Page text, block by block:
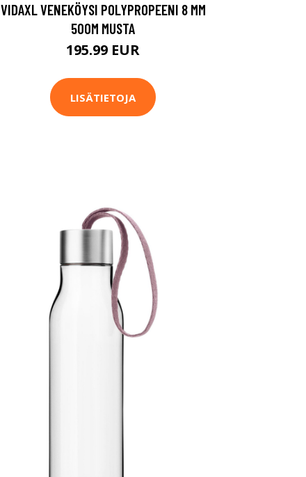
VIDAXL VENEKÖYSI POLYPROPEENI 8 MM
500M MUSTA
195.99 EUR
LISÄTIETOJA